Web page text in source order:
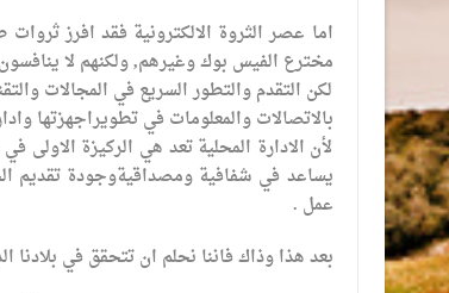
اما عصر الثروة الالكترونية فقد افرز
مخترع الفيس بوك وغيرهم, ولكنهم لا ينافسون
لكن التقدم والتطور السريع في المجالات
بالاتصالات والمعلومات في تطويراجهزتها
لأن الادارة المحلية تعد هي الركيزة الاولى
يساعد في شفافية ومصداقيةوجودة تقديم
عمل .
بعد هذا وذاك فاننا نحلم ان تتحقق في بلادنا